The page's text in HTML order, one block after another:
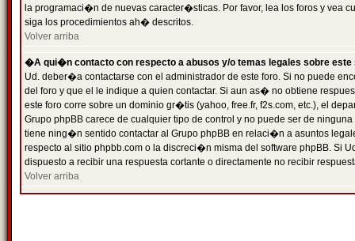
la programaci�n de nuevas caracter�sticas. Por favor, lea los foros y vea
siga los procedimientos ah� descritos.
Volver arriba
�A qui�n contacto con respecto a abusos y/o temas legales sobre este
Ud. deber�a contactarse con el administrador de este foro. Si no puede
del foro y que el le indique a quien contactar. Si aun as� no obtiene
este foro corre sobre un dominio gr�tis (yahoo, free.fr, f2s.com, etc.), el
Grupo phpBB carece de cualquier tipo de control y no puede ser de
tiene ning�n sentido contactar al Grupo phpBB en relaci�n a asuntos
respecto al sitio phpbb.com o la discreci�n misma del software phpBB. Si
dispuesto a recibir una respuesta cortante o directamente no recibir
Volver arriba